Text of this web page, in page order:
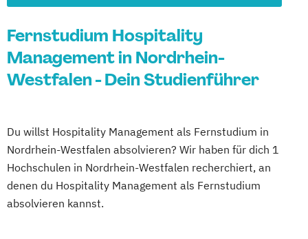
Fernstudium Hospitality
Management in Nordrhein-
Westfalen - Dein Studienführer
Du willst Hospitality Management als Fernstudium in
Nordrhein-Westfalen absolvieren? Wir haben für dich 1
Hochschulen in Nordrhein-Westfalen recherchiert, an
denen du Hospitality Management als Fernstudium
absolvieren kannst.